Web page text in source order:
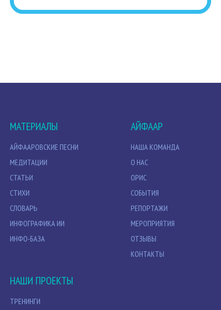
МАТЕРИАЛЫ
АЙФААРОВСКИЕ ПЕСНИ
МЕДИТАЦИИ
СТАТЬИ
СТИХИ
СЛОВАРЬ
ИНФОГРАФИКА ИИ
ИНФО-БАЗА
АЙФААР
НАША КОМАНДА
О НАС
ОРИС
СОБЫТИЯ
РЕПОРТАЖИ
МЕРОПРИЯТИЯ
ОТЗЫВЫ
КОНТАКТЫ
НАШИ ПРОЕКТЫ
ТРЕНИНГИ